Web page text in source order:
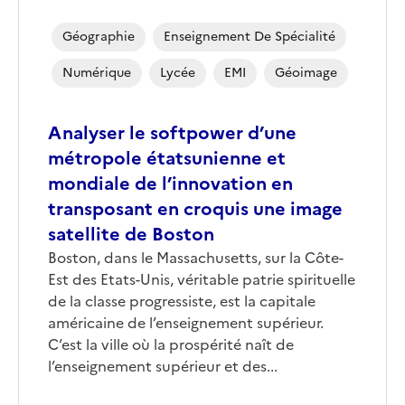
Analyser le softpower d’une
métropole étatsunienne et
mondiale de l’innovation en
transposant en croquis une image
satellite de Boston
Corps
Boston, dans le Massachusetts, sur la Côte-
Est des Etats-Unis, véritable patrie spirituelle
de la classe progressiste, est la capitale
américaine de l’enseignement supérieur.
C’est la ville où la prospérité naît de
l’enseignement supérieur et des...
Géographie
Enseignement De Spécialité
Numérique
Lycée EMI Géoimage